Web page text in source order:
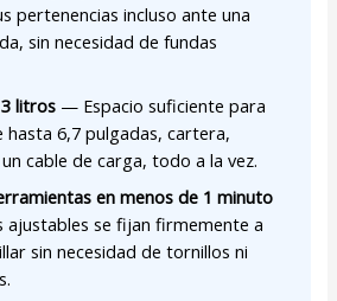
pertenencias incluso ante una
sin necesidad de fundas
litros — Espacio suficiente para
hasta 6,7 pulgadas, cartera,
cable de carga, todo a la vez.
en menos de 1 minuto
se fijan firmemente a
sin necesidad de tornillos ni